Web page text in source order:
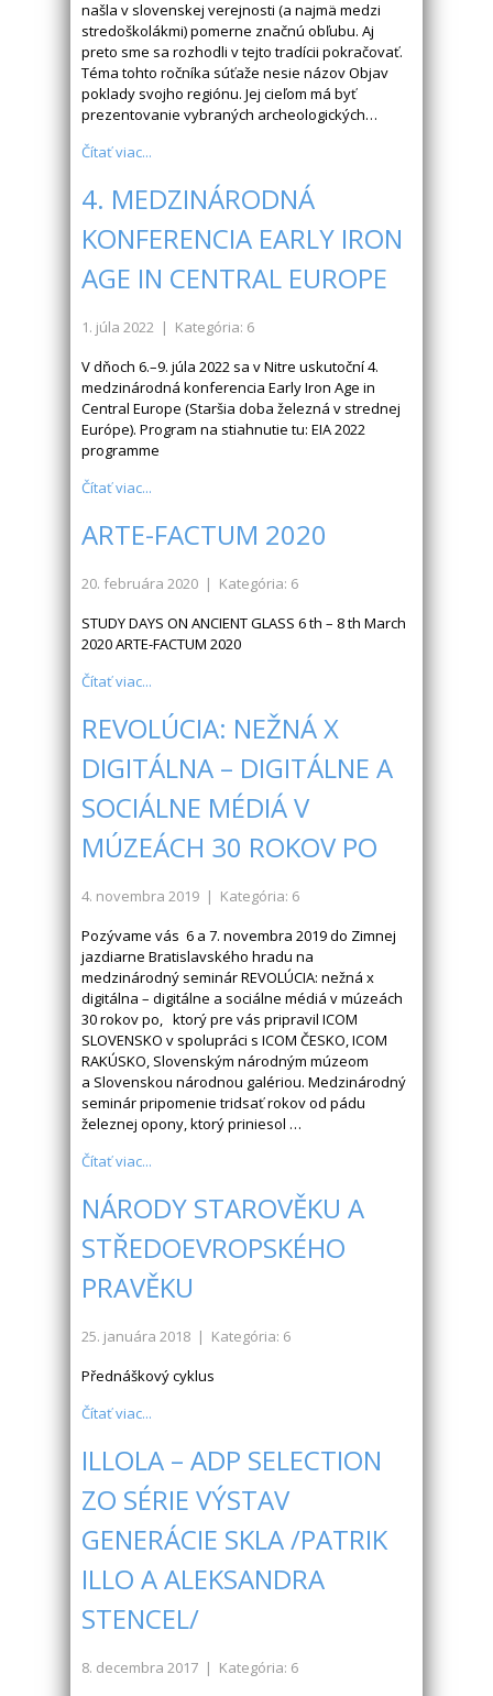
našla v slovenskej verejnosti (a najmä medzi
stredoškolákmi) pomerne značnú obľubu. Aj
preto sme sa rozhodli v tejto tradícii pokračovať.
Téma tohto ročníka súťaže nesie názov Objav
poklady svojho regiónu. Jej cieľom má byť
prezentovanie vybraných archeologických…
Čítať viac...
4. MEDZINÁRODNÁ
KONFERENCIA EARLY IRON
AGE IN CENTRAL EUROPE
1. júla 2022 | Kategória: 6
V dňoch 6.–9. júla 2022 sa v Nitre uskutoční 4.
medzinárodná konferencia Early Iron Age in
Central Europe (Staršia doba železná v strednej
Európe). Program na stiahnutie tu: EIA 2022
programme
Čítať viac...
ARTE-FACTUM 2020
20. februára 2020 | Kategória: 6
STUDY DAYS ON ANCIENT GLASS 6 th – 8 th March
2020 ARTE-FACTUM 2020
Čítať viac...
REVOLÚCIA: NEŽNÁ X
DIGITÁLNA – DIGITÁLNE A
SOCIÁLNE MÉDIÁ V
MÚZEÁCH 30 ROKOV PO
4. novembra 2019 | Kategória: 6
Pozývame vás 6 a 7. novembra 2019 do Zimnej
jazdiarne Bratislavského hradu na
medzinárodný seminár REVOLÚCIA: nežná x
digitálna – digitálne a sociálne médiá v múzeách
30 rokov po, ktorý pre vás pripravil ICOM
SLOVENSKO v spolupráci s ICOM ČESKO, ICOM
RAKÚSKO, Slovenským národným múzeom
a Slovenskou národnou galériou. Medzinárodný
seminár pripomenie tridsať rokov od pádu
železnej opony, ktorý priniesol …
Čítať viac...
NÁRODY STAROVĚKU A
STŘEDOEVROPSKÉHO
PRAVĚKU
25. januára 2018 | Kategória: 6
Přednáškový cyklus
Čítať viac...
ILLOLA – ADP SELECTION
ZO SÉRIE VÝSTAV
GENERÁCIE SKLA /PATRIK
ILLO A ALEKSANDRA
STENCEL/
8. decembra 2017 | Kategória: 6